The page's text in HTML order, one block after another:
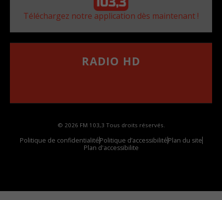
Téléchargez notre application dès maintenant !
RADIO HD
© 2026 FM 103,3 Tous droits réservés.
Politique de confidentialitéPolitique d’accessibilitéPlan du site
Plan d'accessibilite